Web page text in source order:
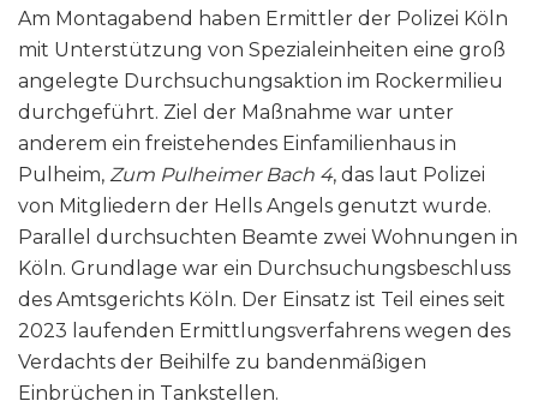
Am Montagabend haben Ermittler der Polizei Köln
mit Unterstützung von Spezialeinheiten eine groß
angelegte Durchsuchungsaktion im Rockermilieu
durchgeführt. Ziel der Maßnahme war unter
anderem ein freistehendes Einfamilienhaus in
Pulheim, Zum Pulheimer Bach 4, das laut Polizei
von Mitgliedern der Hells Angels genutzt wurde.
Parallel durchsuchten Beamte zwei Wohnungen in
Köln. Grundlage war ein Durchsuchungsbeschluss
des Amtsgerichts Köln. Der Einsatz ist Teil eines seit
2023 laufenden Ermittlungsverfahrens wegen des
Verdachts der Beihilfe zu bandenmäßigen
Einbrüchen in Tankstellen.